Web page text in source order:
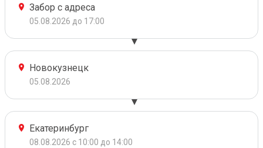
Забор с адреса
05.08.2026 до 17:00
Новокузнецк
05.08.2026
Екатеринбург
08.08.2026 с 10:00 до 14:00